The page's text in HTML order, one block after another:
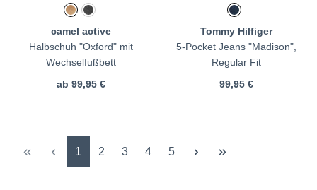
camel active
Halbschuh "Oxford" mit
Wechselfußbett
ab 99,95 €
Tommy Hilfiger
5-Pocket Jeans "Madison",
Regular Fit
99,95 €
Seite
1 Seite
2 Seite
3 Seite
4 Seite
5